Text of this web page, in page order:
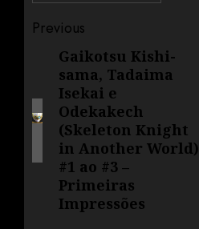
Previous
Gaikotsu Kishi-
sama, Tadaima
Isekai e
Odekakech
(Skeleton Knight
in Another World)
#1 ao #3 –
Primeiras
Impressões